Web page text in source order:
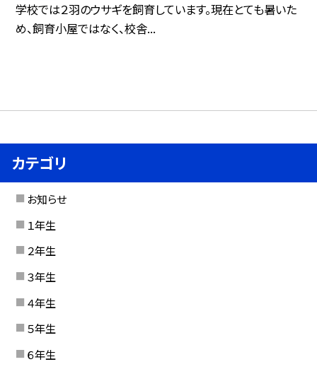
学校では２羽のウサギを飼育しています。現在とても暑いた
め、飼育小屋ではなく、校舎...
カテゴリ
お知らせ
１年生
２年生
３年生
４年生
５年生
６年生